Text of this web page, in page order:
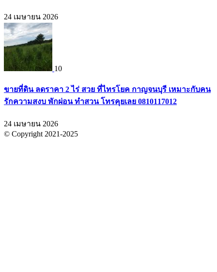
24 เมษายน 2026
10
ขายที่ดิน ลดราคา 2 ไร่ สวย ที่ไทรโยค กาญจนบุรี เหมาะกับคน
รักความสงบ พักผ่อน ทำสวน โทรคุยเลย 0810117012
24 เมษายน 2026
© Copyright 2021-2025